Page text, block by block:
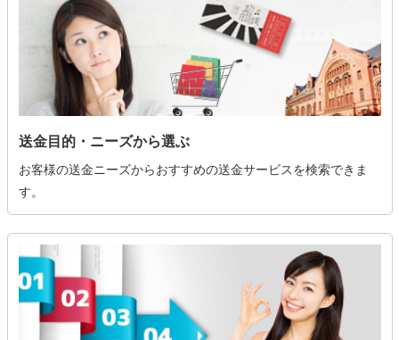
送金目的・ニーズから選ぶ
お客様の送金ニーズからおすすめの送金サービスを検索できま
す。